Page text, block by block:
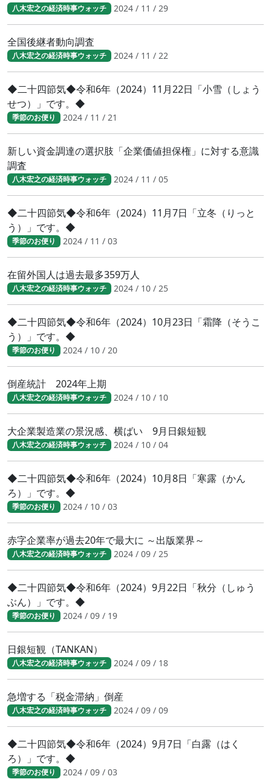
八木宏之の経済時事ウォッチ 2024 / 11 / 29
全国後継者動向調査
八木宏之の経済時事ウォッチ 2024 / 11 / 22
◆二十四節気◆令和6年（2024）11月22日「小雪（しょう
せつ）」です。◆
季節のお便り 2024 / 11 / 21
新しい資金調達の選択肢「企業価値担保権」に対する意識
調査
八木宏之の経済時事ウォッチ 2024 / 11 / 05
◆二十四節気◆令和6年（2024）11月7日「立冬（りっと
う）」です。◆
季節のお便り 2024 / 11 / 03
在留外国人は過去最多359万人
八木宏之の経済時事ウォッチ 2024 / 10 / 25
◆二十四節気◆令和6年（2024）10月23日「霜降（そうこ
う）」です。◆
季節のお便り 2024 / 10 / 20
倒産統計 2024年上期
八木宏之の経済時事ウォッチ 2024 / 10 / 10
大企業製造業の景況感、横ばい 9月日銀短観
八木宏之の経済時事ウォッチ 2024 / 10 / 04
◆二十四節気◆令和6年（2024）10月8日「寒露（かん
ろ）」です。◆
季節のお便り 2024 / 10 / 03
赤字企業率が過去20年で最大に ～出版業界～
八木宏之の経済時事ウォッチ 2024 / 09 / 25
◆二十四節気◆令和6年（2024）9月22日「秋分（しゅう
ぶん）」です。◆
季節のお便り 2024 / 09 / 19
日銀短観（TANKAN）
八木宏之の経済時事ウォッチ 2024 / 09 / 18
急増する「税金滞納」倒産
八木宏之の経済時事ウォッチ 2024 / 09 / 09
◆二十四節気◆令和6年（2024）9月7日「白露（はく
ろ）」です。◆
季節のお便り 2024 / 09 / 03